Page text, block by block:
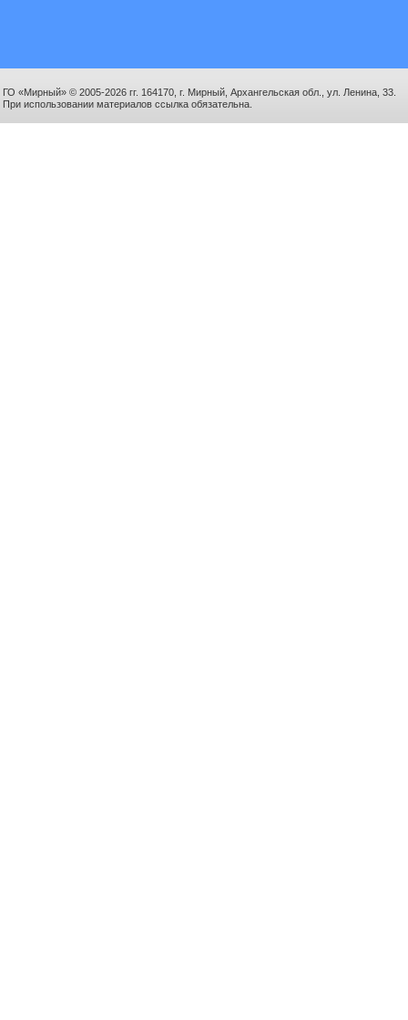
ГО «Мирный» © 2005-2026 гг. 164170, г. Мирный, Архангельская обл., ул. Ленина, 33.
При использовании материалов ссылка обязательна.